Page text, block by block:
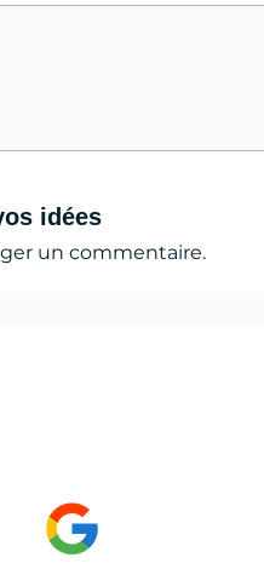
idées
un commentaire.